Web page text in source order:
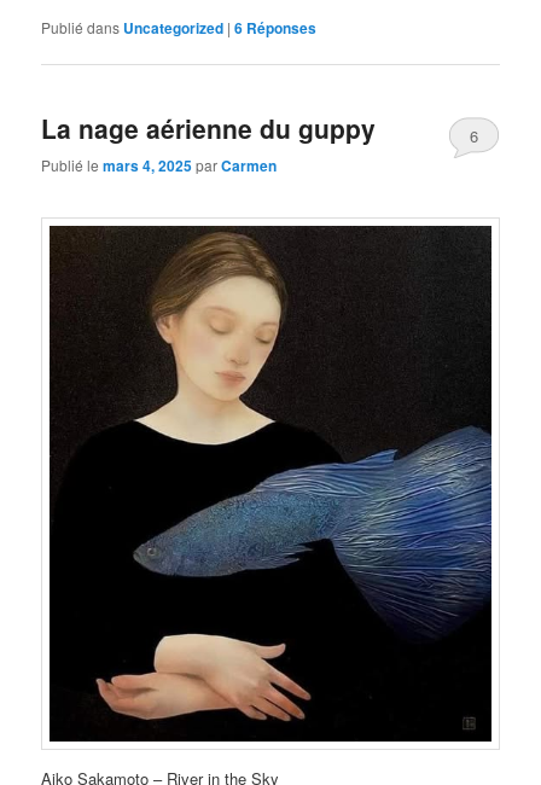
Publié dans Uncategorized |6 Réponses
La nage aérienne du guppy
Publié lemars 4, 2025parCarmen
6
Aiko Sakamoto – River in the Sky